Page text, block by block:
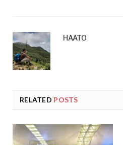
HAATO
RELATED POSTS